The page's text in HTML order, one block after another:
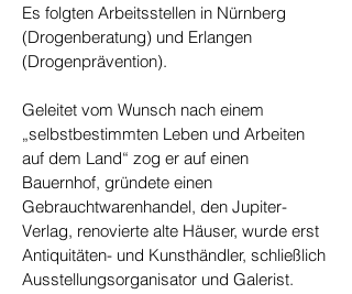
Es folgten Arbeitsstellen in Nürnberg
(Drogenberatung) und Erlangen
(Drogenprävention).
Geleitet vom Wunsch nach einem
„selbstbestimmten Leben und Arbeiten
auf dem Land“ zog er auf einen
Bauernhof, gründete einen
Gebrauchtwarenhandel, den Jupiter-
Verlag, renovierte alte Häuser, wurde erst
Antiquitäten- und Kunsthändler, schließlich
Ausstellungsorganisator und Galerist.